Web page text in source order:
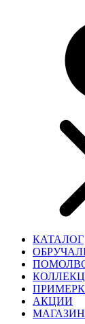
КАТАЛОГ
АКЦИИ